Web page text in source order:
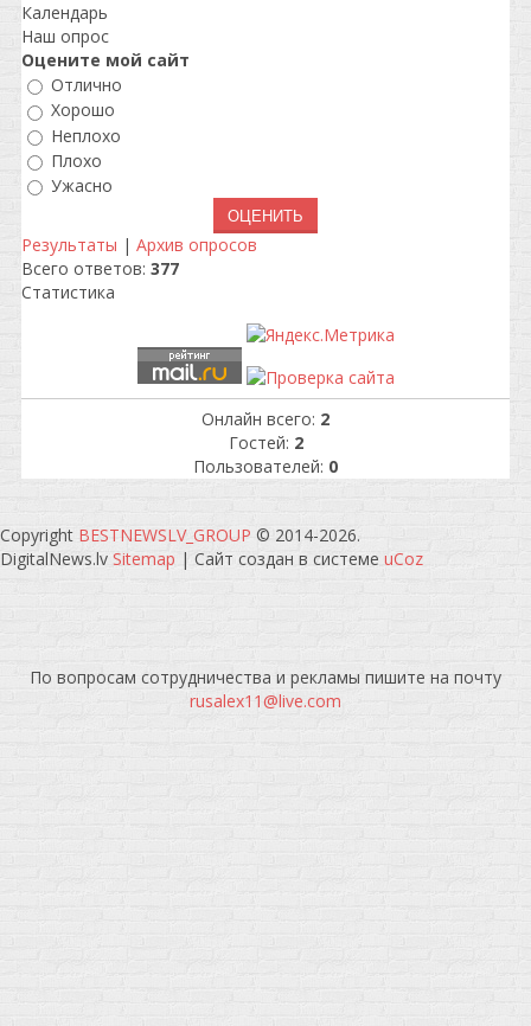
Календарь
Наш опрос
Оцените мой сайт
Отлично
Хорошо
Неплохо
Плохо
Ужасно
Результаты | Архив опросов
Всего ответов: 377
Статистика
Онлайн всего: 2
Гостей: 2
Пользователей: 0
Copyright BESTNEWSLV_GROUP © 2014-2026.
DigitalNews.lv Sitemap | Сайт создан в системе uCoz
По вопросам сотрудничества и рекламы пишите на почту
rusalex11@live.com